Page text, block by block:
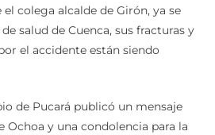
salud de Cuenca, sus fracturas y
el accidente están siendo
Ochoa y una condolencia para la
Mendieta.